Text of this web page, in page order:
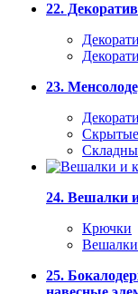
22.
23.
Скрытые
24. Вешалки
Крючки
Вешалки
25.